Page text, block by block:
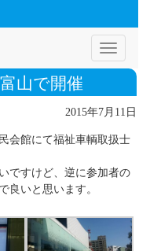
Toggle
山で開催
2015年7月11日
会館にて福祉車輌取扱士
ですけど、逆に参加者の
良いと思います。